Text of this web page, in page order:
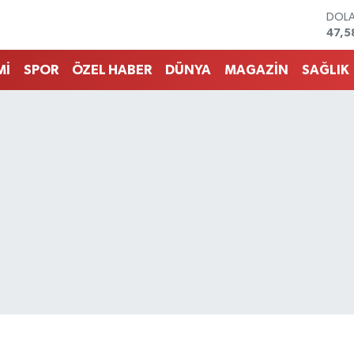
SPOR ÖZEL HABER DÜNYA MAGAZİN SAĞLIK